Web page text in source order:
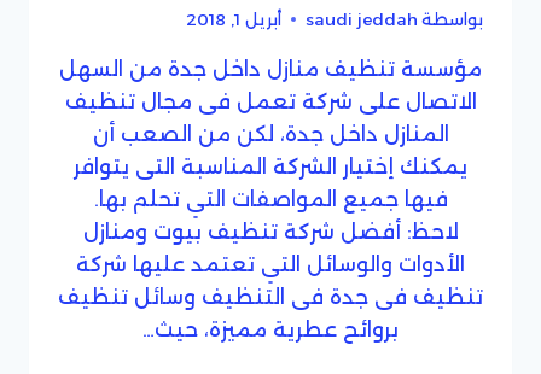
بواسطة saudi jeddah أبريل 1, 2018
مؤسسة تنظيف منازل داخل جدة من السهل
الاتصال على شركة تعمل فى مجال تنظيف
المنازل داخل جدة، لكن من الصعب أن
يمكنك إختيار الشركة المناسبة التى يتوافر
فيها جميع المواصفات التي تحلم بها.
لاحظ: أفضل شركة تنظيف بيوت ومنازل
الأدوات والوسائل التي تعتمد عليها شركة
تنظيف فى جدة فى التنظيف وسائل تنظيف
بروائح عطرية مميزة، حيث…